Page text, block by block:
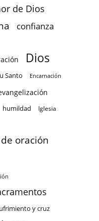
de Dios
confianza
Dios
Santo Encarnación
humildad Iglesia
oración
y cruz